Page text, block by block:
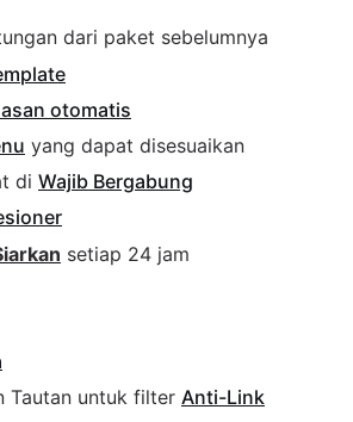
dari paket sebelumnya
otomatis
yang dapat disesuaikan
di Wajib Bergabung
setiap 24 jam
Tautan untuk filter Anti-Link